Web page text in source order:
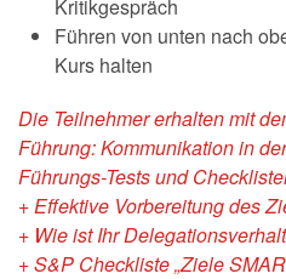
Kritikgespräch
Führen von unten nach
Kurs halten
Die Teilnehmer erhalten mit
Führung: Kommunikation in
Führungs-Testsund
+ Effektive Vorbereitung des
+ Wie ist Ihr
+ S&P Checkliste „Ziele